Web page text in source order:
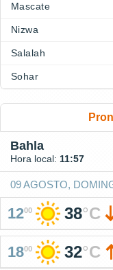
Mascate
Nizwa
Salalah
Sohar
Bahla
Hora local: 11:57
09 AGOSTO,
1200 38°C
1800 32°C